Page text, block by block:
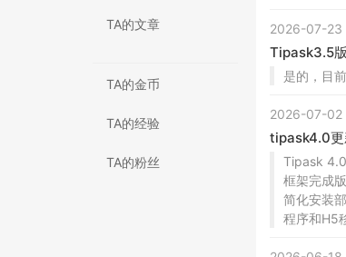
TA的文章
TA的金币
TA的经验
TA的粉丝
2026-07-23
Tipask3.5
是的，目
2026-07-02
tipask4.0更
Tipask 4.0
框架完成
简化安装
程序和H5